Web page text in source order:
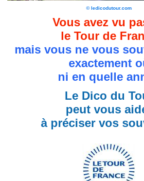
© ledicodutour.com
Vous avez vu
le Tour de
mais vous ne vous
exactement
ni en quelle
Le Dico du
peut vous
à préciser vos